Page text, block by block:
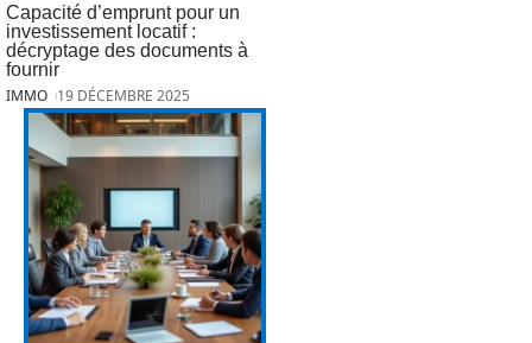
Capacité d’emprunt pour un
investissement locatif :
décryptage des documents à
fournir
IMMO 19 DÉCEMBRE 2025